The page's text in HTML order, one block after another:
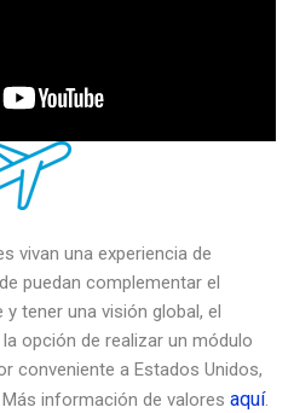
vivan una experiencia de
puedan complementar el
tener una visión global, el
opción de realizar un módulo
conveniente a Estados Unidos,
Más información de valores aquí.